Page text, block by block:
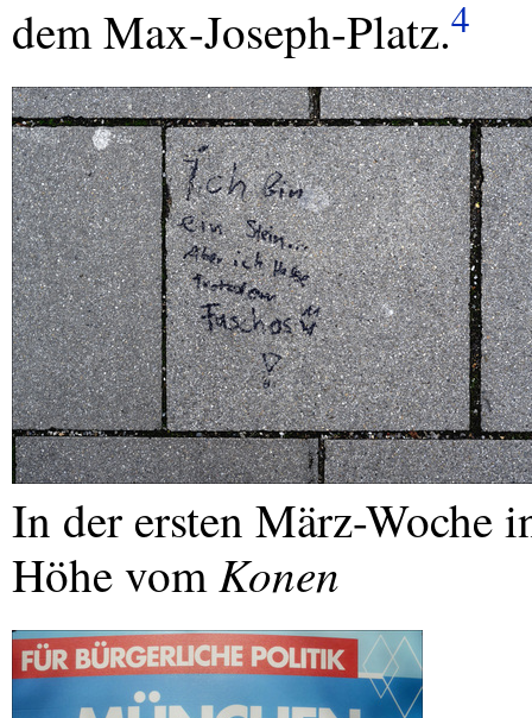
dem Max-Joseph-Platz.4
In der ersten März-Woche
Höhe vomKonen